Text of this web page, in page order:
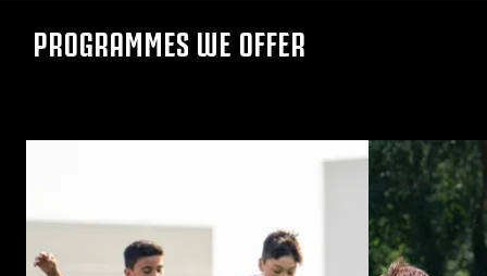
PROGRAMMES WE OFFER